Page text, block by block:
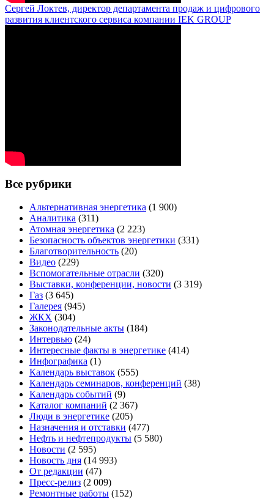
Сергей Локтев, директор департамента продаж и цифрового
развития клиентского сервиса компании IEK GROUP
Все рубрики
Альтернативная энергетика (1 900)
Аналитика (311)
Атомная энергетика (2 223)
Безопасность объектов энергетики (331)
Благотворительность (20)
Видео (229)
Вспомогательные отрасли (320)
Выставки, конференции, новости (3 319)
Газ (3 645)
Галерея (945)
ЖКХ (304)
Законодательные акты (184)
Интервью (24)
Интересные факты в энергетике (414)
Инфографика (1)
Календарь выставок (555)
Календарь семинаров, конференций (38)
Календарь событий (9)
Каталог компаний (2 367)
Люди в энергетике (205)
Назначения и отставки (477)
Нефть и нефтепродукты (5 580)
Новости (2 595)
Новость дня (14 993)
От редакции (47)
Пресс-релиз (2 009)
Ремонтные работы (152)